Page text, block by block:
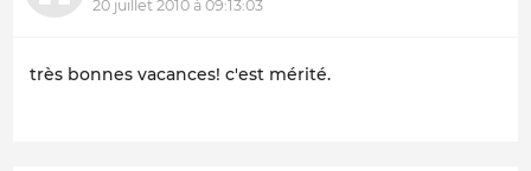
20 juillet 2010 à 09:13:03
très bonnes vacances! c'est mérité.